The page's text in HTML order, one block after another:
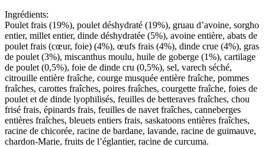
Ingrédients:
Poulet frais (19%), poulet déshydraté (19%), gruau d’avoine, sorgho
entier, millet entier, dinde déshydratée (5%), avoine entière, abats de
poulet frais (cœur, foie) (4%), œufs frais (4%), dinde crue (4%), gras
de poulet (3%), miscanthus moulu, huile de goberge (1%), cartilage
de poulet (0,5%), foie de dinde cru (0,5%), sel, varech séché,
citrouille entière fraîche, courge musquée entière fraîche, pommes
fraîches, carottes fraîches, poires fraîches, courgette fraîche, foies de
poulet et de dinde lyophilisés, feuilles de betteraves fraîches, chou
frisé frais, épinards frais, feuilles de navet fraîches, canneberges
entières fraîches, bleuets entiers frais, saskatoons entières fraîches,
racine de chicorée, racine de bardane, lavande, racine de guimauve,
chardon-Marie, fruits de l’églantier, racine de curcuma.